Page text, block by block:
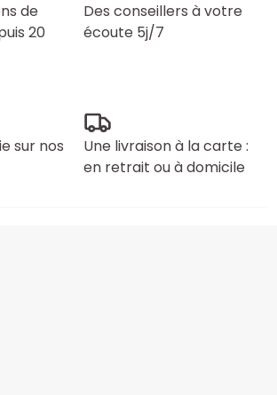
de
20
Des conseillers à votre
écoute 5j/7
sur nos
Une livraison à la carte :
en retrait ou à domicile